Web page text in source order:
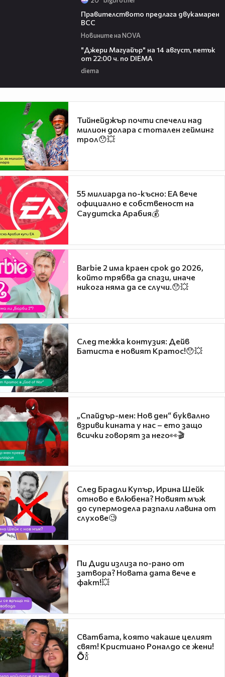
Правителството предлага двукамарен
ВСС
Новините на NOVA
"Джери Магуайър" на 14 август, петък
от 22:00 ч. по DIEMA
diema
Тийнейджър почти спечели над
милион долара с тотален гейминг
трол😯💥
55 милиарда по-късно: EA вече
официално е собственост на
Саудитска Арабия💰
Barbie 2 има краен срок до 2026,
който трябва да спази, иначе
никога няма да се случи.😯💥
След тежка контузия: Дейв
Батиста е новият Кратос!😯💥
„Спайдър-мен: Нов ден“ буквално
взриви кината у нас – ето защо
всички говорят за него👀🎬
След Брадли Купър, Ирина Шейк
отново е влюбена? Новият мъж
до супермодела разпали лавина от
слухове🧐
Пи Диди излиза по-рано от
затвора? Новата дата вече е
факт!💥
Сватбата, която чакаше целият
свят! Кристиано Роналдо се жени!
💍🍾